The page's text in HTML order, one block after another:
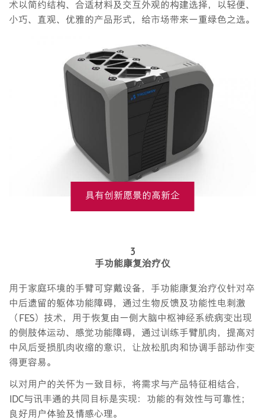
术以简约结构、合适材料及交互外观的构建选择，以轻便、
小巧、直观、优雅的产品形式，给市场带来一重绿色之选。
具有创新愿景的高新企
的燃料电池项目
3
手功能康复治疗仪
用于家庭环境的手臂可穿戴设备，手功能康复治疗仪针对卒
中后遗留的躯体功能障碍，通过生物反馈及功能性电刺激
（FES）技术，用于恢复由一侧大脑中枢神经系统病变出现
的侧肢体运动、感觉功能障碍，通过训练手臂肌肉，提高对
中风后受损肌肉收缩的意识，让放松肌肉和协调手部动作变
得更容易。
以对用户的关怀为一致目标，将需求与产品特征相结合，
IDC与讯丰通的共同目标是实现：功能的有效性与可靠性；
良好用户体验及情感心理。